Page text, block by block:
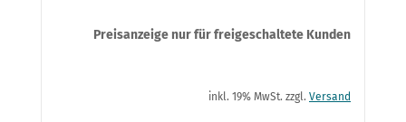
Preisanzeige nur für freigeschaltete Kunden
inkl. 19% MwSt. zzgl. Versand